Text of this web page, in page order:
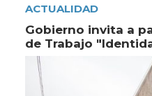
ACTUALIDAD
Gobierno invita a
de Trabajo